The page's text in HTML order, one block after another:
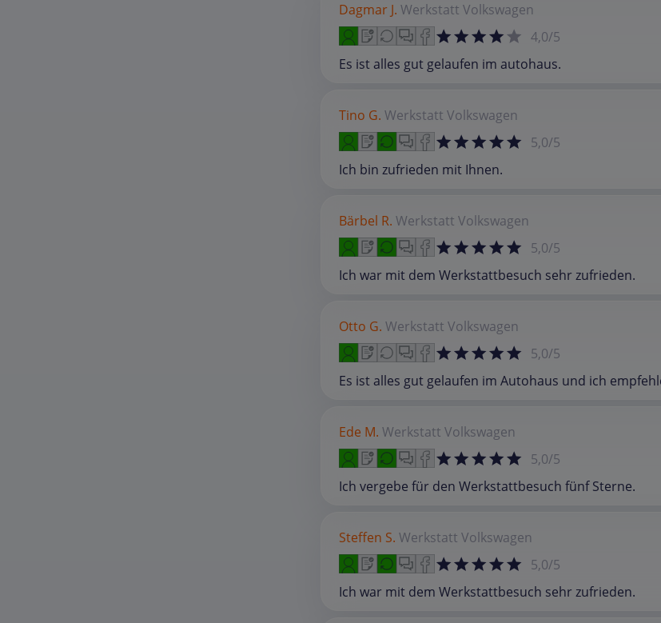
Dagmar J. Werkstatt Volkswagen
4,0/5
Es ist alles gut gelaufen im autohaus.
Tino G. Werkstatt Volkswagen
5,0/5
Ich bin zufrieden mit Ihnen.
Bärbel R. Werkstatt Volkswagen
5,0/5
Ich war mit dem Werkstattbesuch sehr zufrieden.
Otto G. Werkstatt Volkswagen
5,0/5
Es ist alles gut gelaufen im Autohaus und ich
Ede M. Werkstatt Volkswagen
5,0/5
Ich vergebe für den Werkstattbesuch fünf Sterne.
Steffen S. Werkstatt Volkswagen
5,0/5
Ich war mit dem Werkstattbesuch sehr zufrieden.